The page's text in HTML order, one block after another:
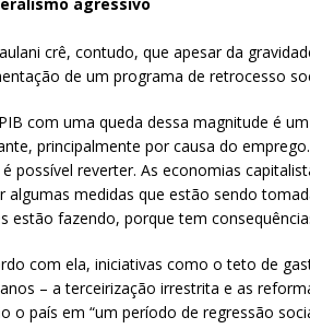
crê, contudo, que apesar da
de um programa de retrocesso
com uma queda dessa magnitude é
principalmente por causa do
possível reverter. As economias
algumas medidas que estão sendo
estão fazendo, porque tem
com ela, iniciativas como o teto de
– a terceirização irrestrita e as
o país em “um período de regressão